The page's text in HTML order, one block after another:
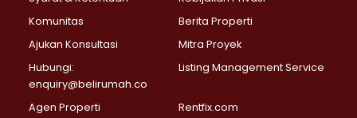
Properti Dijual di Pondok Labu >
Properti Dijual di Lenteng Agung >
Properti Dijual di Senayan >
Properti Dijual di Pondok Pinang >
Komunitas
Berita Properti
Ajukan Konsultasi
Mitra Proyek
Hubungi:
enquiry@belirumah.co
Listing Management Service
Agen Properti Rentfix.com